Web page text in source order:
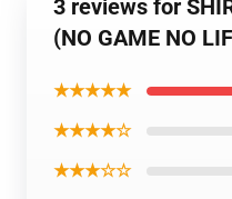
3 reviews for
(NO GAME NO
★★★★★
★★★★☆
★★★☆☆